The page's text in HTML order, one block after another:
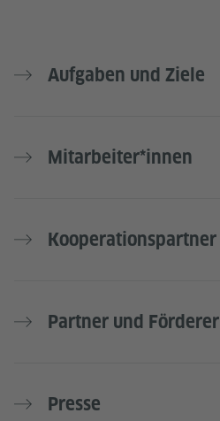
Aufgaben und Ziele
Mitarbeiter*innen
Kooperationspartner
Partner und Förderer
Presse